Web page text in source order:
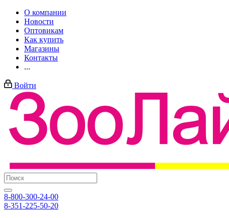
О компании
Новости
Оптовикам
Как купить
Магазины
Контакты
...
Войти
8-800-300-24-00
8-351-225-50-20